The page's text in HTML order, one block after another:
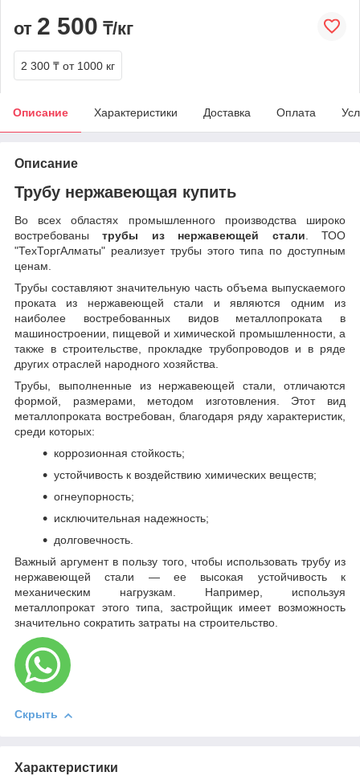
от 2 500 ₸/кг
2 300 ₸ от 1000 кг
Описание Характеристики Доставка Оплата
Описание
Трубу нержавеющая купить
Во всех областях промышленного производства широко
востребованытрубы из нержавеющей стали. ТОО
"ТехТоргАлматы" реализует трубы этого типа по доступным
ценам.
Трубы составляют значительную часть объема выпускаемого
проката из нержавеющей стали и являются одним из
наиболее востребованных видов металлопроката в
машиностроении, пищевой и химической промышленности, а
также в строительстве, прокладке трубопроводов и в ряде
других отраслей народного хозяйства.
Трубы, выполненные из нержавеющей стали, отличаются
формой, размерами, методом изготовления. Этот вид
металлопроката востребован, благодаря ряду характеристик,
среди которых:
коррозионная стойкость;
устойчивость к воздействию химических веществ;
огнеупорность;
исключительная надежность;
долговечность.
Важный аргумент в пользу того, чтобы использовать трубу из
нержавеющей стали — ее высокая устойчивость к
механическим нагрузкам. Например, используя
металлопрокат этого типа, застройщик имеет возможность
значительно сократить затраты на строительство.
Скрыть
Характеристики